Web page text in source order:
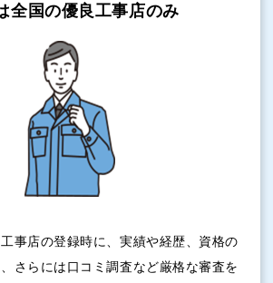
全国の優良工事店のみ
事店の登録時に、実績や経歴、資格の
さらには口コミ調査など厳格な審査を